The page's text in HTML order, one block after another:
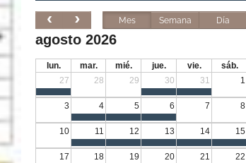
Mes Semana Día
agosto 2026
lun. mar. mié. jue. vie.
sáb.
27
28 29 30 31 1
3 4 5 6 7 8
10 11 12 13 14 15
17 18 19 20 21 22